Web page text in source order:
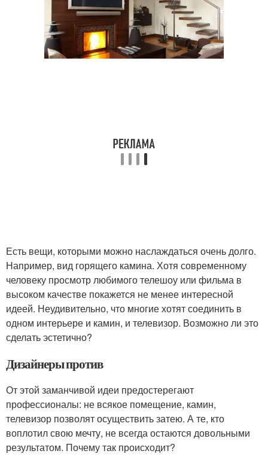
Есть вещи, которыми можно наслаждаться очень долго.
Например, вид горящего камина. Хотя современному
человеку просмотр любимого телешоу или фильма в
высоком качестве покажется не менее интересной
идеей. Неудивительно, что многие хотят соединить в
одном интерьере и камин, и телевизор. Возможно ли это
сделать эстетично?
Дизайнеры против
От этой заманчивой идеи предостерегают
профессионалы: не всякое помещение, камин,
телевизор позволят осуществить затею. А те, кто
воплотил свою мечту, не всегда остаются довольными
результатом. Почему так происходит?